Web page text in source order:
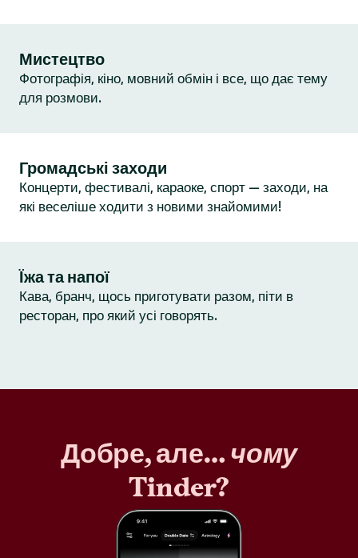
Мистецтво
Фотографія, кіно, мовний обмін і все, що дає тему
для розмови.
Громадські заходи
Концерти, фестивалі, караоке, спорт — заходи, на
які веселіше ходити з новими знайомими!
Їжа та напої
Кава, бранч, щось приготувати разом, піти в
ресторан, про який усі говорять.
Добре, але…чому
Tinder?